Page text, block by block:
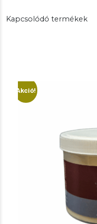
Kapcsolódó termékek
Akció!